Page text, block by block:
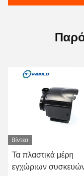
Βίντεο
Τα πλαστικά μέρη
εγχώριων